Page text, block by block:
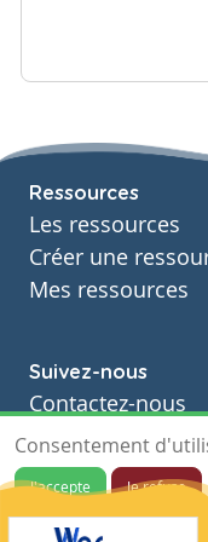
Ressources
Les ressources
Créer une
Mes ressources
Suivez-nous
Contactez-nous
Soutien
Notre page
S'inscrire à
Consentement
J'accepte
Je refuse
Notre site sauvegarde des